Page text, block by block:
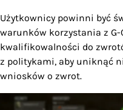
Użytkownicy powinni być
warunków korzystania z
kwalifikowalności do
z politykami, aby uniknąć
wniosków o zwrot.